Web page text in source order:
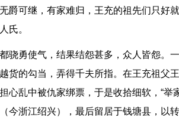
爵可继，有家难归，王充的祖先们只好
氏。
骁勇使气，结果结怨甚多，众人皆怨。
货的勾当，弄得千夫所指。在王充祖父
心乱中被仇家绑票，于是收拾细软，“举
今浙江绍兴），最后留居于钱塘县，以